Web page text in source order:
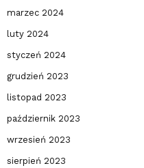
marzec 2024
luty 2024
styczeń 2024
grudzień 2023
listopad 2023
październik 2023
wrzesień 2023
sierpień 2023